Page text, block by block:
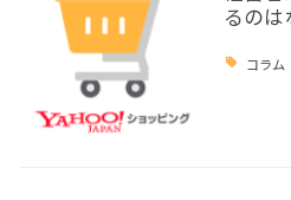
るのは
コラム